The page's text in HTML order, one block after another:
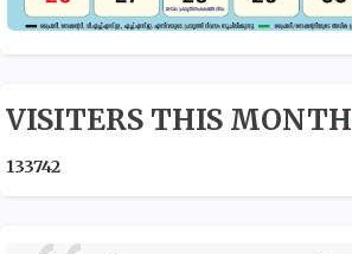
VISITERS THIS MONTH
133742